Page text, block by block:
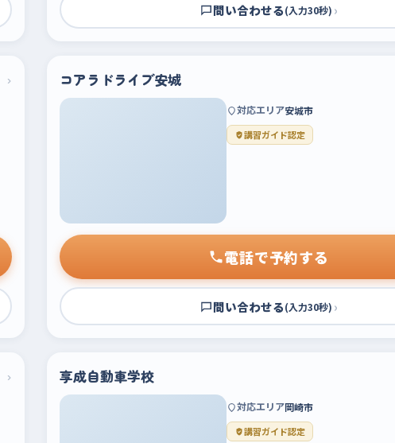
問い合わせる(入力30秒) ›
› コアラドライブ安城
対応エリア安城市
講習ガイド認定
電話で予約する
問い合わせる(入力30秒) ›
› 享成自動車学校
対応エリア岡崎市
講習ガイド認定